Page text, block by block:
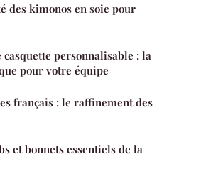
des kimonos en soie pour
casquette personnalisable : la
pour votre équipe
français : le raffinement des
et bonnets essentiels de la